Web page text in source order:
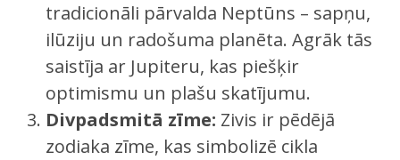
tradicionāli pārvalda Neptūns – sapņu,
ilūziju un radošuma planēta. Agrāk tās
saistīja ar Jupiteru, kas piešķir
optimismu un plašu skatījumu.
Divpadsmitā zīme: Zivis ir pēdējā
zodiaka zīme, kas simbolizē cikla